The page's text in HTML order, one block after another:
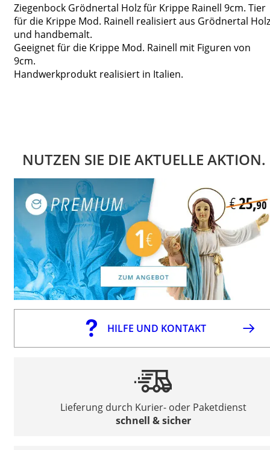
Ziegenbock Grödnertal Holz für Krippe Rainell 9cm. Tier
für die Krippe Mod. Rainell realisiert aus Grödnertal Holz
und handbemalt.
Geeignet für die Krippe Mod. Rainell mit Figuren von
9cm.
Handwerkprodukt realisiert in Italien.
NUTZEN SIE DIE AKTUELLE AKTION.
HILFE UND KONTAKT
Lieferung durch Kurier- oder Paketdienst
schnell & sicher